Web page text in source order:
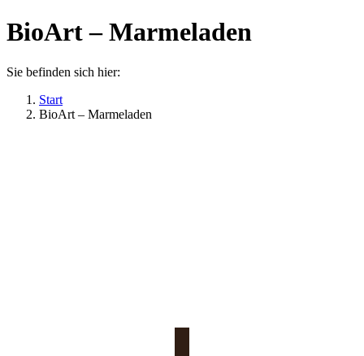
BioArt – Marmeladen
Sie befinden sich hier:
Start
BioArt – Marmeladen